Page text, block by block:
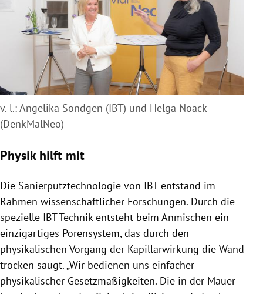
v. l.: Angelika Söndgen (IBT) und Helga Noack
(DenkMalNeo)
Physik hilft mit
Die Sanierputztechnologie von IBT entstand im
Rahmen wissenschaftlicher Forschungen. Durch die
spezielle IBT-Technik entsteht beim Anmischen ein
einzigartiges Porensystem, das durch den
physikalischen Vorgang der Kapillarwirkung die Wand
trocken saugt. „Wir bedienen uns einfacher
physikalischer Gesetzmäßigkeiten. Die in der Mauer